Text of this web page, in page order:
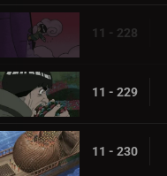
11 - 228
11 - 229
11 - 230